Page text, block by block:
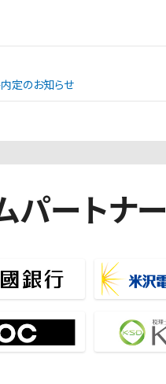
定のお知らせ
パートナー